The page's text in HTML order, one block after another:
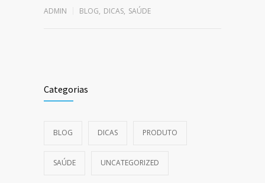
ADMIN BLOG, DICAS, SAÚDE
Categorias
BLOG DICAS PRODUTO
SAÚDE UNCATEGORIZED